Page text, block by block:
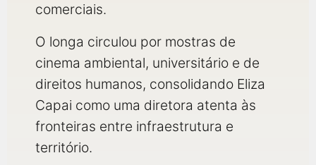
comerciais.
O longa circulou por mostras de
cinema ambiental, universitário e de
direitos humanos, consolidando Eliza
Capai como uma diretora atenta às
fronteiras entre infraestrutura e
território.